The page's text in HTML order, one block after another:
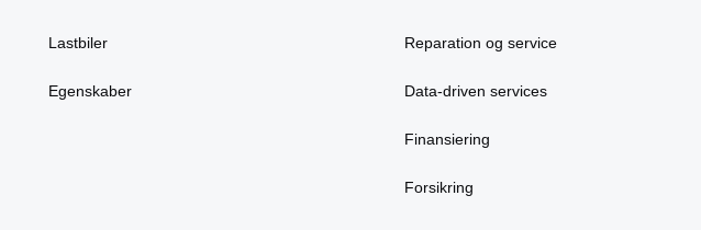
Lastbiler
Egenskaber
Reparation og service
Data-driven services
Finansiering
Forsikring